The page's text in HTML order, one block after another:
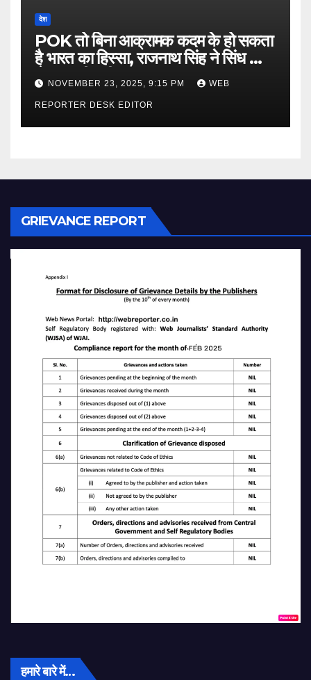
देश
POK तो बिना आक्रामक कदम के हो सकता
है भारत का हिस्सा, राजनाथ सिंह ने सिंध को
लेकर कही बड़ी बात…
NOVEMBER 23, 2025, 9:15 PM WEB
REPORTER DESK EDITOR
GRIEVANCE REPORT
हमारे बारे में…